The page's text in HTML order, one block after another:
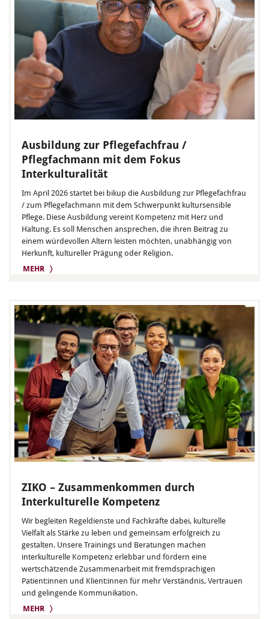
Ausbildung zur Pflegefachfrau /
Pflegfachmann mit dem Fokus
Interkulturalität
Im April 2026 startet bei bikup die Ausbildung zur Pflegefachfrau
/ zum Pflegefachmann mit dem Schwerpunkt kultursensible
Pflege. Diese Ausbildung vereint Kompetenz mit Herz und
Haltung. Es soll Menschen ansprechen, die ihren Beitrag zu
einem würdevollen Altern leisten möchten, unabhängig von
Herkunft, kultureller Prägung oder Religion.
MEHR 〉
ZIKO – Zusammenkommen durch
Interkulturelle Kompetenz
Wir begleiten Regeldienste und Fachkräfte dabei, kulturelle
Vielfalt als Stärke zu leben und gemeinsam erfolgreich zu
gestalten. Unsere Trainings und Beratungen machen
interkulturelle Kompetenz erlebbar und fördern eine
wertschätzende Zusammenarbeit mit fremdsprachigen
Patient:innen und Klient:innen für mehr Verständnis, Vertrauen
und gelingende Kommunikation.
MEHR 〉